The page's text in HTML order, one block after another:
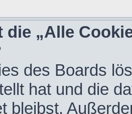
die „Alle
des Boards
hat und die
bleibst.